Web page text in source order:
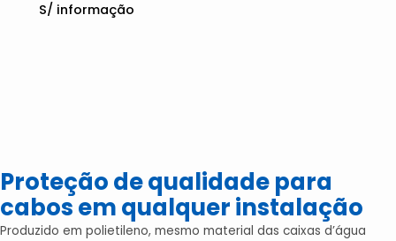
S/ informação
Proteção de qualidade para
cabos em qualquer instalação
Produzido em polietileno, mesmo material das caixas d’água